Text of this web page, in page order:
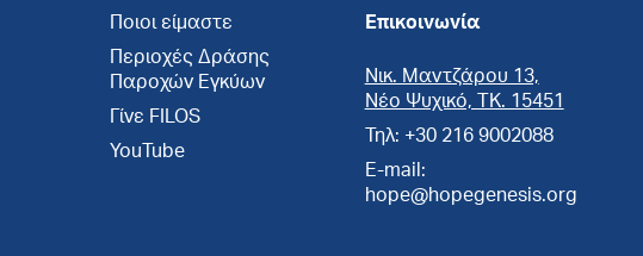
Ποιοι είμαστε
Περιοχές Δράσης
Παροχών Εγκύων
Γίνε FILOS
YouTube
Επικοινωνία
Νικ. Μαντζάρου 13,
Νέο Ψυχικό, ΤΚ. 15451
Τηλ: +30 216 9002088
E-mail:
hope@hopegenesis.org